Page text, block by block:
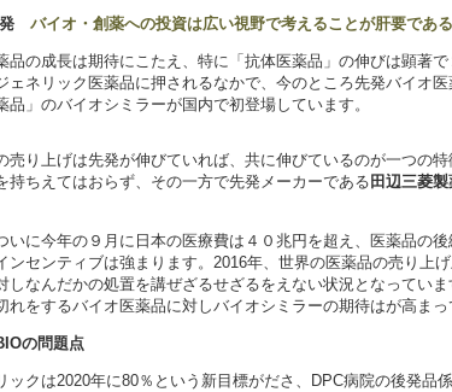
バイオ・創薬への投資は広い視野で考えることが肝要である
品の成長は期待にこたえ、特に「抗体医薬品」の伸びは顕著
ェネリック医薬品に押されるなかで、今のところ先発バイオ
品」のバイオシミラーが国内で初登場しています。
売り上げは先発が伸びていれば、共に伸びているのが一つの
持ちえてはおらず、その一方で先発メーカーである 田辺三菱製
いに今年の９月に日本の医療費は４０兆円を超え、医薬品の
ンセンティブは強まります。2016年、世界の医薬品の売り
しなんだかの処置を講ぜざるせざるをえない状況となっていま
れをするバイオ医薬品に対しバイオシミラーの期待はが高まっ
の問題点
ックは2020年に80％という新目標がださ、DPC病院の後発